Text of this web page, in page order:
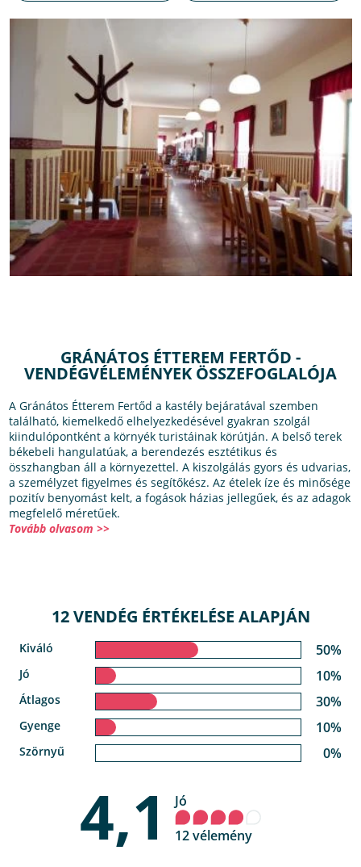
GRÁNÁTOS ÉTTEREM FERTŐD -
VENDÉGVÉLEMÉNYEK ÖSSZEFOGLALÓJA
A Gránátos Étterem Fertőd a kastély bejáratával szemben
található, kiemelkedő elhelyezkedésével gyakran szolgál
kiindulópontként a környék turistáinak körútján. A belső terek
békebeli hangulatúak, a berendezés esztétikus és
összhangban áll a környezettel. A kiszolgálás gyors és udvarias,
a személyzet figyelmes és segítőkész. Az ételek íze és minősége
pozitív benyomást kelt, a fogások házias jellegűek, és az adagok
megfelelő méretűek.
Tovább olvasom >>
12 VENDÉG ÉRTÉKELÉSE ALAPJÁN
Kiváló 50%
Jó 10%
Átlagos 30%
Gyenge 10%
Szörnyű 0%
4,1
Jó
12 vélemény